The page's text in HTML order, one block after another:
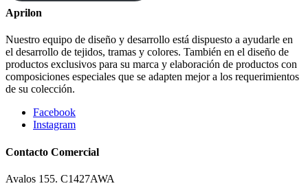
Aprilon
Nuestro equipo de diseño y desarrollo está dispuesto a ayudarle en
el desarrollo de tejidos, tramas y colores. También en el diseño de
productos exclusivos para su marca y elaboración de productos con
composiciones especiales que se adapten mejor a los requerimientos
de su colección.
Facebook
Instagram
Contacto Comercial
Avalos 155. C1427AWA